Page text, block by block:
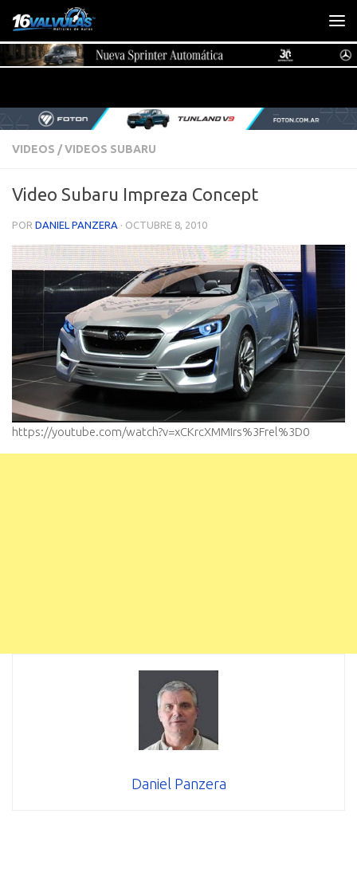
Saltar al contenido
VIDEOS /VIDEOS SUBARU
Video Subaru Impreza Concept
POR DANIEL PANZERA · OCTUBRE 8, 2010
https://youtube.com/watch?v=xCKrcXMMIrs%3Frel%3D0
Daniel Panzera